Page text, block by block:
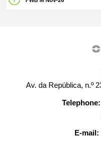
Av. da República, n.º
Telephone:
E-mail: